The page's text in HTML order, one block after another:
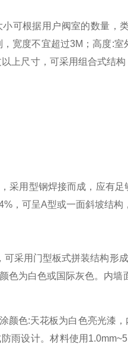
可根据用户阀室的数量
宽度不宜超过3M；高度:
上尺寸，可采用组合式结
采用型钢焊接而成，应有
，可呈A型或一面斜坡结构
采用门型板式拼装结构形
色为白色或国际灰色。内
颜色:天花板为白色亮光漆
雨设计。材料使用